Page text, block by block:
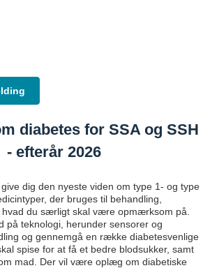
diabetes for SSA og SSH
- efterår 2026
dig den nyeste viden om type 1- og type
der bruges til behandling,
hvad du særligt skal være opmærksom på.
på teknologi, herunder sensorer og
og gennemgå en række diabetesvenlige
spise for at få et bedre blodsukker, samt
mad. Der vil være oplæg om diabetiske